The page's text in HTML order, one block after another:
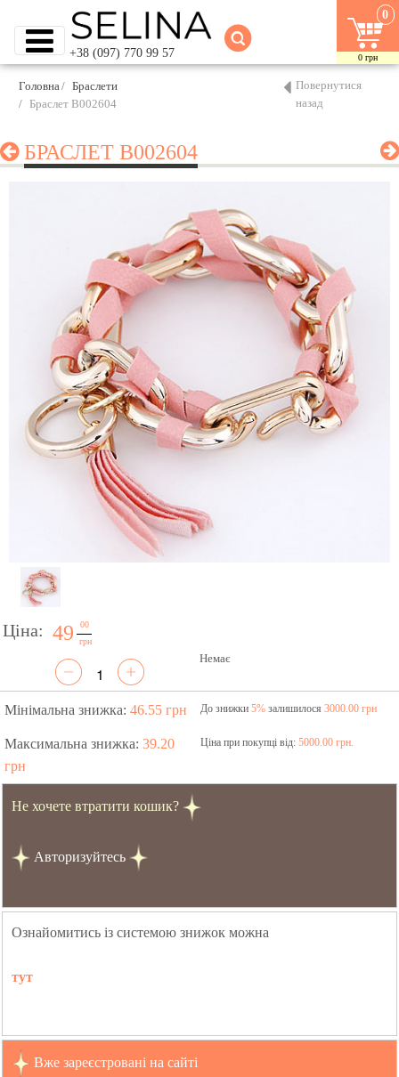
+38 (097) 770 99 57
0
0 грн
Головна
Браслети
Браслет B002604
Повернутися
назад
БРАСЛЕТ B002604
Ціна: 49
00
грн
Немає
Мінімальна знижка: 46.55 грн До знижки 5%залишилося 3000.00 грн
Максимальна знижка: 39.20
грн
Ціна при покупці від: 5000.00 грн.
Не хочете втратити кошик?
Авторизуйтесь
Ознайомитись із системою знижок можна
тут
Вже зареєстровані на сайті